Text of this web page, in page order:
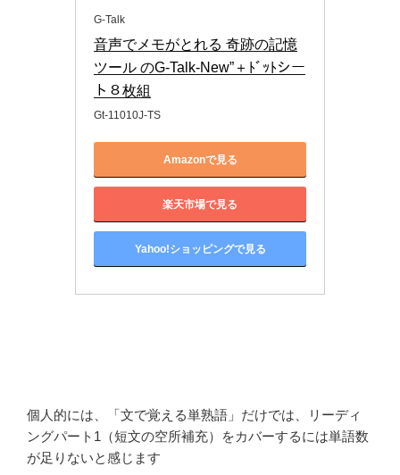
G-Talk
音声でメモがとれる 奇跡の記憶
ツール のG-Talk-New”＋ﾄﾞｯﾄシー
ト８枚組
Gt-11010J-TS
Amazonで見る
楽天市場で見る
Yahoo!ショッピングで見る
個人的には、「文で覚える単熟語」だけでは、リーディ
ングパート1（短文の空所補充）をカバーするには単語数
が足りないと感じます